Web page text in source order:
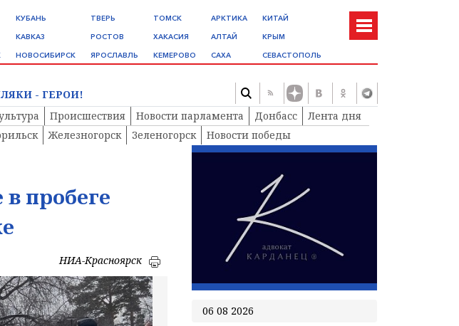
КУБАНЬ
КАВКАЗ
НОВОСИБИРСК
ТВЕРЬ
РОСТОВ
ЯРОСЛАВЛЬ
ТОМСК
ХАКАСИЯ
КЕМЕРОВО
АРКТИКА
АЛТАЙ
САХА
КИТАЙ
КРЫМ
СЕВАСТОПОЛЬ
- ГЕРОИ!
Происшествия Новости парламента Донбасс
Лента дня
Железногорск Зеленогорск
Новости победы
пробеге
НИА-Красноярск
06 08 2026